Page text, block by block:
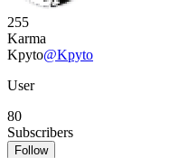
255
Karma
Kpyto@Kpyto
User
80
Subscribers
Follow